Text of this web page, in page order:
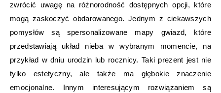
zwrócić uwagę na różnorodność dostępnych opcji, które
mogą zaskoczyć obdarowanego. Jednym z ciekawszych
pomysłów są spersonalizowane mapy gwiazd, które
przedstawiają układ nieba w wybranym momencie, na
przykład w dniu urodzin lub rocznicy. Taki prezent jest nie
tylko estetyczny, ale także ma głębokie znaczenie
emocjonalne. Innym interesującym rozwiązaniem są